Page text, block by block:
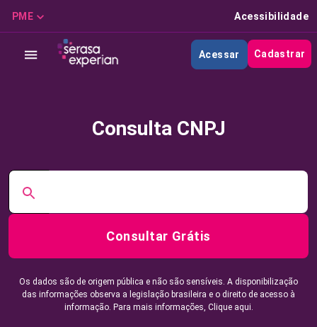
PME Acessibilidade
Acessar Cadastrar
Consulta CNPJ
Consultar Grátis
Os dados são de origem pública e não são sensíveis. A disponibilização
das informações observa a legislação brasileira e o direito de acesso à
informação. Para mais informações, Clique aqui.